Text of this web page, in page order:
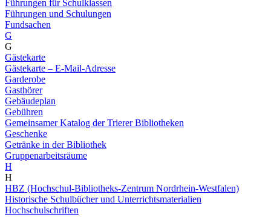
Führungen für Schulklassen
Führungen und Schulungen
Fundsachen
G
G
Gästekarte
Gästekarte – E-Mail-Adresse
Garderobe
Gasthörer
Gebäudeplan
Gebühren
Gemeinsamer Katalog der Trierer Bibliotheken
Geschenke
Getränke in der Bibliothek
Gruppenarbeitsräume
H
H
HBZ (Hochschul-Bibliotheks-Zentrum Nordrhein-Westfalen)
Historische Schulbücher und Unterrichtsmaterialien
Hochschulschriften